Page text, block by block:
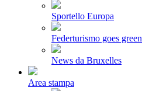
Sportello Europa
Federturismo goes green
News da Bruxelles
Area stampa